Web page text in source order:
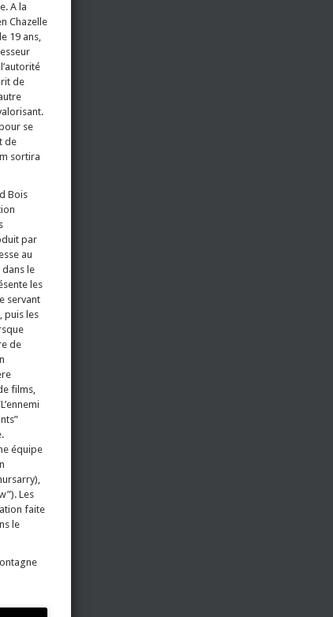
A la
Chazelle
19 ans,
de
se
de
sortira
Bois
par
au
le
les
servant
puis les
de
films,
équipe
Les
faite
le